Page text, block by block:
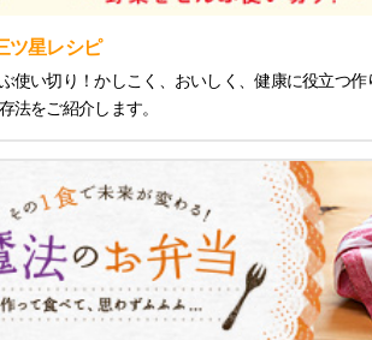
ツ星レシピ
使い切り！かしこく、おいしく、健康に役立つ
法をご紹介します。